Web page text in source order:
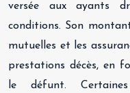
versée aux ayants
conditions. Son
mutuelles et les
prestations décès, en
le défunt.